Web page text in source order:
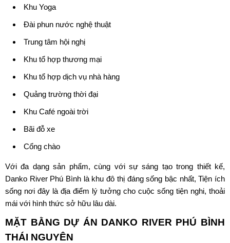
Khu Yoga
Đài phun nước nghệ thuật
Trung tâm hội nghị
Khu tổ hợp thương mại
Khu tổ hợp dịch vụ nhà hàng
Quảng trường thời đại
Khu Café ngoài trời
Bãi đỗ xe
Cổng chào
Với đa dạng sản phẩm, cùng với sự sáng tạo trong thiết kế,
Danko River Phú Bình là khu đô thị đáng sống bậc nhất, Tiện ích
sống nơi đây là địa điểm lý tưởng cho cuộc sống tiện nghi, thoải
mái với hình thức sở hữu lâu dài.
MẶT BẰNG DỰ ÁN DANKO RIVER PHÚ BÌNH
THÁI NGUYÊN